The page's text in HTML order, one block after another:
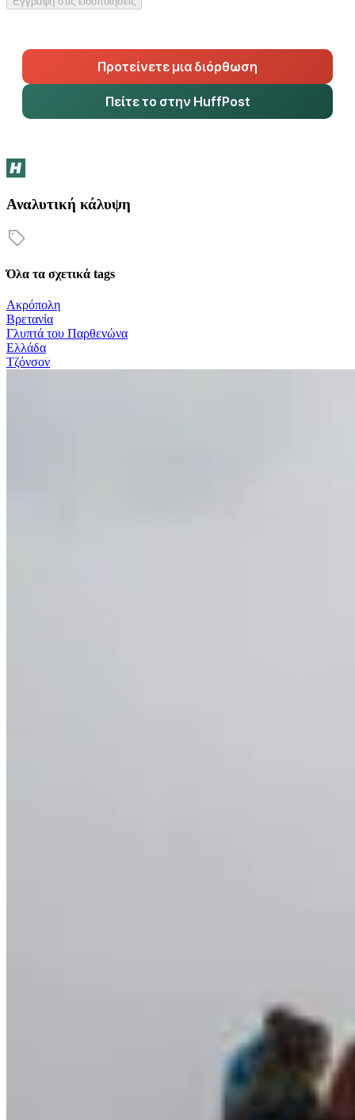
Προτείνετε μια διόρθωση
Πείτε το στην HuffPost
Αναλυτική κάλυψη
Όλα τα σχετικά tags
Ακρόπολη
Βρετανία
Γλυπτά του Παρθενώνα
Ελλάδα
Τζόνσον